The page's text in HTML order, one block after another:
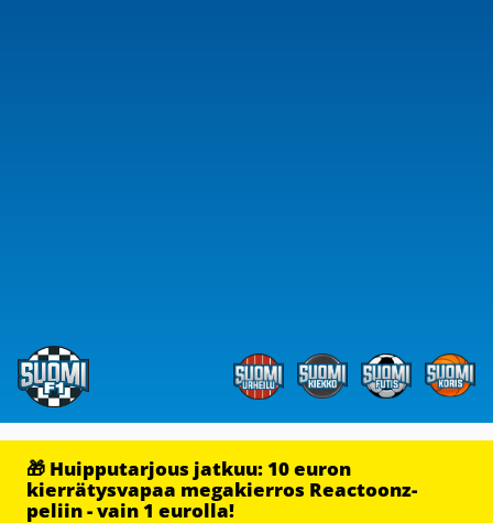
🎁 Huipputarjous jatkuu: 10 euron
kierrätysvapaa megakierros Reactoonz-
peliin - vain 1 eurolla!